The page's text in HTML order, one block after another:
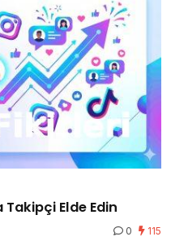
Elde Edin
0 115